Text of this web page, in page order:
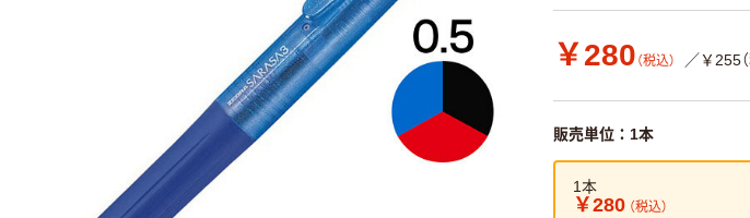
￥280 （税込） ／￥255
販売単位：1本
1本
￥280 （税込）